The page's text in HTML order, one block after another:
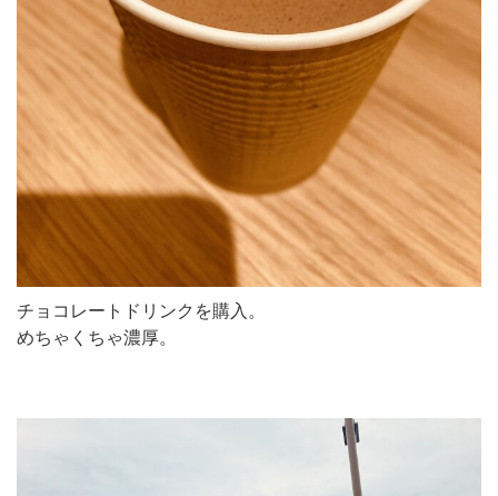
チョコレートドリンクを購入。
めちゃくちゃ濃厚。